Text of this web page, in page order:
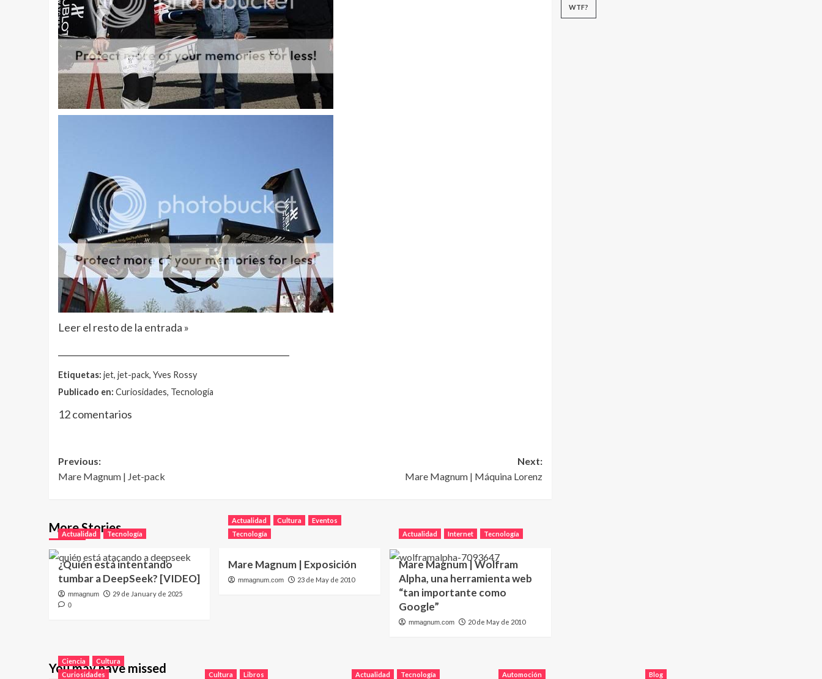
Leer el resto de la entrada »
Etiquetas: jet, jet-pack, Yves Rossy
Publicado en: Curiosidades, Tecnología
12 comentarios
Post
navigation
Previous:
Mare Magnum | Jet-pack
Next:
Mare Magnum | Máquina Lorenz
More Stories
Actualidad Tecnología
¿Quién está intentando
tumbar a DeepSeek? [VIDEO]
mmagnum 29 de January de 2025
0
Actualidad Cultura
Eventos
Tecnología
Mare Magnum | Exposición
mmagnum.com 23 de May de 2010
Actualidad Internet Tecnología
Mare Magnum | Wolfram
Alpha, una herramienta web
“tan importante como
Google”
mmagnum.com 20 de May de 2010
WTF?
You may have missed
Ciencia
Cultura
Curiosidades
Cultura Libros Actualidad Tecnología Automoción Blog